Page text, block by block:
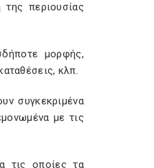
περιουσίας
μορφής,
κλπ.
συγκεκριμένα
με τις
τις οποίες τα